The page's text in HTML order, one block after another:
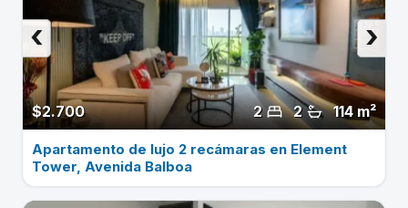
$2.700 114 m²
2
2
›
‹
Apartamento de lujo 2 recámaras en Element
Tower, Avenida Balboa